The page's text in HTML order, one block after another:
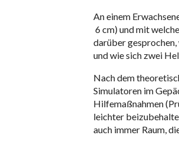
An einem
6 cm) und mit
darüber
und wie sich zwei
Nach dem
Simulatoren im
Hilfemaßnahmen
leichter
auch immer Raum,